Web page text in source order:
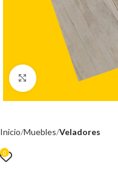
Clic para ampliar
Inicio Muebles Veladores
0